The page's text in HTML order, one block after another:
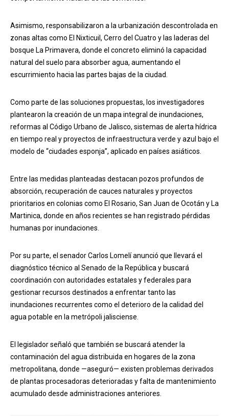
Asimismo, responsabilizaron a la urbanización descontrolada en
zonas altas como El Nixticuil, Cerro del Cuatro y las laderas del
bosque La Primavera, donde el concreto eliminó la capacidad
natural del suelo para absorber agua, aumentando el
escurrimiento hacia las partes bajas de la ciudad.
Como parte de las soluciones propuestas, los investigadores
plantearon la creación de un mapa integral de inundaciones,
reformas al Código Urbano de Jalisco, sistemas de alerta hídrica
en tiempo real y proyectos de infraestructura verde y azul bajo el
modelo de “ciudades esponja”, aplicado en países asiáticos.
Entre las medidas planteadas destacan pozos profundos de
absorción, recuperación de cauces naturales y proyectos
prioritarios en colonias como El Rosario, San Juan de Ocotán y La
Martinica, donde en años recientes se han registrado pérdidas
humanas por inundaciones.
Por su parte, el senador Carlos Lomelí anunció que llevará el
diagnóstico técnico al Senado de la República y buscará
coordinación con autoridades estatales y federales para
gestionar recursos destinados a enfrentar tanto las
inundaciones recurrentes como el deterioro de la calidad del
agua potable en la metrópoli jalisciense.
El legislador señaló que también se buscará atender la
contaminación del agua distribuida en hogares de la zona
metropolitana, donde —aseguró— existen problemas derivados
de plantas procesadoras deterioradas y falta de mantenimiento
acumulado desde administraciones anteriores.